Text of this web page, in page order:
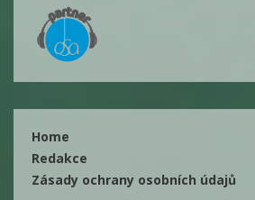
Home
Redakce
Zásady ochrany osobních údajů